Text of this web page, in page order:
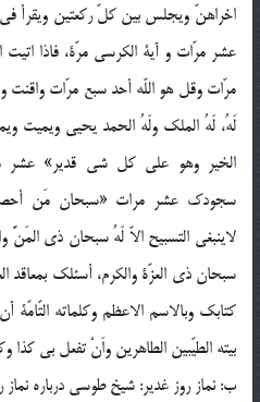
اخراهنّ ویجلس بین کلّ رکعتین ویقرأ
عشر مرّات و آیة الکرسی مرّة، فاذا اتیت
مرّات وقل هو اللّه أحد سبع مرّات واقنت
لَهُ، لَهُ الملک ولَهُ الحمد یحیی ویمیت
الخیر وهو علی کل شی قدیر» عشر
سجودک عشر مرات «سبحان مَن
لاینبغی التسبیح الاّ لَهُ سبحان ذی
سبحان ذی العزّة والکرم، أسئلک
کتابک وبالاسم الاعظم وکلماته
بیته الطیّبین الطاهرین واَنْ تفعل بی
ب: نماز روز غدیر: شیخ طوسی درباره